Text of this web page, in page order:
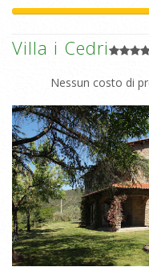
Villa i Cedri
Nessun costo di